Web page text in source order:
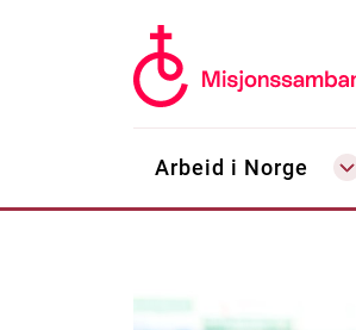
Arbeid i Norge